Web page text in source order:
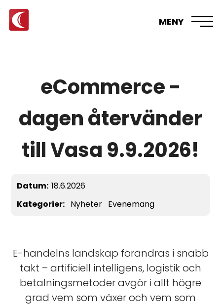
MENY
eCommerce -
dagen återvänder
till Vasa 9.9.2026!
Datum: 18.6.2026
Kategorier: Nyheter Evenemang
E-handelns landskap förändras i snabb
takt – artificiell intelligens, logistik och
betalningsmetoder avgör i allt högre
grad vem som växer och vem som